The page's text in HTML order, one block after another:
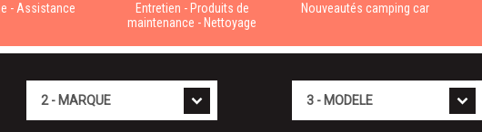
- Assistance
Entretien - Produits de
maintenance - Nettoyage
Nouveautés camping car